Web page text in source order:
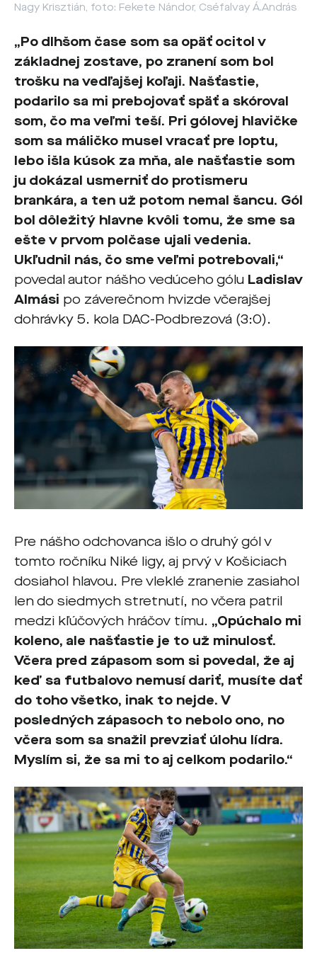
Nagy Krisztián, foto: Fekete Nándor, Cséfalvay Á.András
„Po dlhšom čase som sa opäť ocitol v
základnej zostave, po zranení som bol
trošku na vedľajšej koľaji. Našťastie,
podarilo sa mi prebojovať späť a skóroval
som, čo ma veľmi teší. Pri gólovej hlavičke
som sa máličko musel vracať pre loptu,
lebo išla kúsok za mňa, ale našťastie som
ju dokázal usmerniť do protismeru
brankára, a ten už potom nemal šancu. Gól
bol dôležitý hlavne kvôli tomu, že sme sa
ešte v prvom polčase ujali vedenia.
Ukľudnil nás, čo sme veľmi potrebovali,“
povedal autor nášho vedúceho gólu Ladislav
Almási po záverečnom hvizde včerajšej
dohrávky 5. kola DAC-Podbrezová (3:0).
Pre nášho odchovanca išlo o druhý gól v
tomto ročníku Niké ligy, aj prvý v Košiciach
dosiahol hlavou. Pre vleklé zranenie zasiahol
len do siedmych stretnutí, no včera patril
medzi kľúčových hráčov tímu. „Opúchalo mi
koleno, ale našťastie je to už minulosť.
Včera pred zápasom som si povedal, že aj
keď sa futbalovo nemusí dariť, musíte dať
do toho všetko, inak to nejde. V
posledných zápasoch to nebolo ono, no
včera som sa snažil prevziať úlohu lídra.
Myslím si, že sa mi to aj celkom podarilo.“